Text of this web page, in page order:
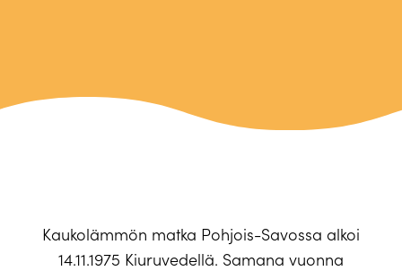
Kaukolämmön matka Pohjois-Savossa alkoi
14.11.1975 Kiuruvedellä. Samana vuonna